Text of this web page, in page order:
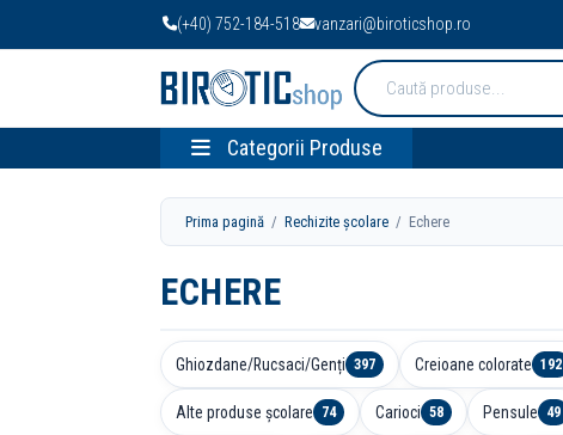
(+40) 752-184-518 vanzari@biroticshop.ro
Cauta
produse:
Categorii Produse
Prima pagină /Rechizite școlare / Echere
ECHERE
Ghiozdane/Rucsaci/Genți 397 Creioane colorate 192
Alte produse școlare 74 Carioci 58 Pensule 49